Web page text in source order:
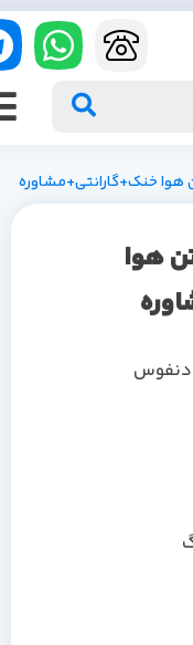
6 تن هوا